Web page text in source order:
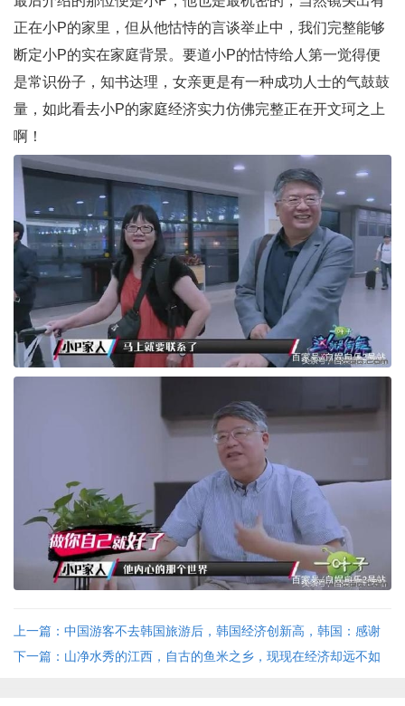
正在小P的家里，但从他怙恃的言谈举止中，我们完整能够
断定小P的实在家庭背景。要道小P的怙恃给人第一觉得便
是常识份子，知书达理，女亲更是有一种成功人士的气鼓鼓
量，如此看去小P的家庭经济实力仿佛完整正在开文珂之上
啊！
上一篇：中国游客不去韩国旅游后，韩国经济创新高，韩国：感谢
中国和美国 ...
下一篇：山净水秀的江西，自古的鱼米之乡，现现在经济却远不如